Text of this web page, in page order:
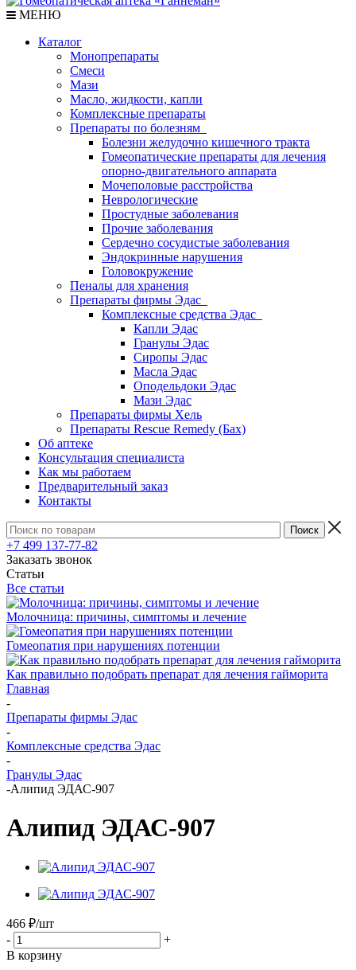
МЕНЮ
Каталог
Монопрепараты
Смеси
Мази
Масло, жидкости, капли
Комплексные препараты
Препараты по болезням
Болезни желудочно кишечного тракта
Гомеопатические препараты для лечения
опорно-двигательного аппарата
Мочеполовые расстройства
Неврологические
Простудные заболевания
Прочие заболевания
Сердечно сосудистые заболевания
Эндокринные нарушения
Головокружение
Пеналы для хранения
Препараты фирмы Эдас
Комплексные средства Эдас
Капли Эдас
Гранулы Эдас
Сиропы Эдас
Масла Эдас
Оподельдоки Эдас
Мази Эдас
Препараты фирмы Хель
Препараты Rescue Remedy (Бах)
Об аптеке
Консультация специалиста
Как мы работаем
Предварительный заказ
Контакты
+7 499 137-77-82
Заказать звонок
Статьи
Все статьи
Молочница: причины, симптомы и лечение
Гомеопатия при нарушениях потенции
Как правильно подобрать препарат для лечения гайморита
Главная
-
Препараты фирмы Эдас
-
Комплексные средства Эдас
-
Гранулы Эдас
-Алипид ЭДАС-907
Алипид ЭДАС-907
466 ₽/шт
-
+
В корзину